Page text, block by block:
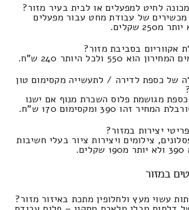
לחיט למפעלים או לבית בעיר מזור?
של עבודת מחט עבור מפעלים
אקווריום בסביבת מזור?
550 ולכל היותר 240 ש"ח.
של כספת לדירה / לתעשייה מקסימום טון
מגושמת פלוס השכרת מנוף אם ישנו
זהו 390 ומקסימום 170 ש"ח.
יצירות במזור?
צילומים ויצירות ציור בעלי חשיבות
במזור
עשוי מעץ ולחלופין מתכת באיזור מזור?